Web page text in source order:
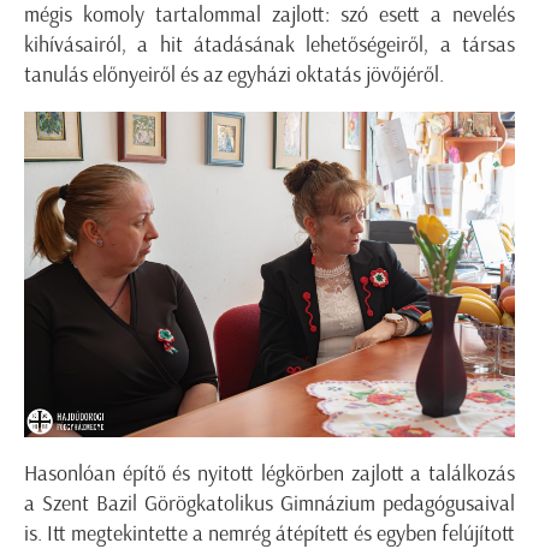
mégis komoly tartalommal zajlott: szó esett a nevelés
kihívásairól, a hit átadásának lehetőségeiről, a társas
tanulás előnyeiről és az egyházi oktatás jövőjéről.
Hasonlóan építő és nyitott légkörben zajlott a találkozás
a Szent Bazil Görögkatolikus Gimnázium pedagógusaival
is. Itt megtekintette a nemrég átépített és egyben felújított